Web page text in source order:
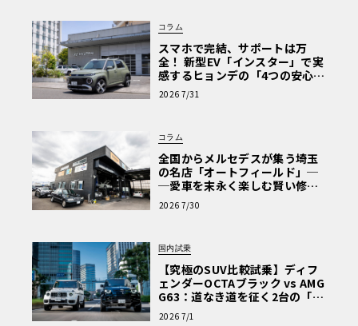
コラム
スマホで完結、サポートは万
全！ 新型EV「インスター」で実
感するヒョンデの「4つの安心」
【第1回・ヒョンデ6つの疑問：
Why? Hyundai?】〈PR〉
2026 7/31
コラム
全国からメルセデスが集う埼玉
の名店「オートフィールド」─
─愛車を末永く楽しむ賢い修理
術と、プロがフックス製オイル
を選ぶ理由〈PR〉
2026 7/30
国内試乗
【究極のSUV比較試乗】ディフ
ェンダーOCTAブラック vs AMG
G63：道なき道を征く2台の「対
極的アプローチ」
2026 7/1